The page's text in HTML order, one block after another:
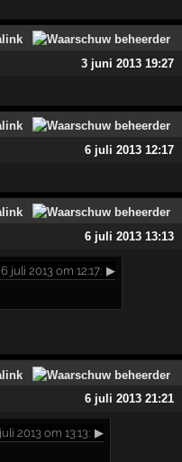
3 juni 2013 19:27
6 juli 2013 12:17
6 juli 2013 13:13
juli 2013 om 12:17: ▶
6 juli 2013 21:21
2013 om 13:13: ▶